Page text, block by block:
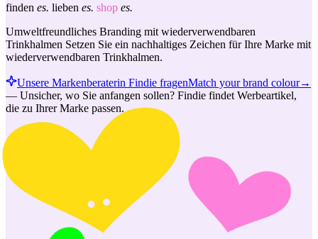
finden es. lieben es. shop es.
Umweltfreundliches Branding mit wiederverwendbaren
Trinkhalmen Setzen Sie ein nachhaltiges Zeichen für Ihre Marke mit
wiederverwendbaren Trinkhalmen.
Unsere Markenberaterin Findie fragenMatch your brand colour→
— Unsicher, wo Sie anfangen sollen? Findie findet Werbeartikel,
die zu Ihrer Marke passen.